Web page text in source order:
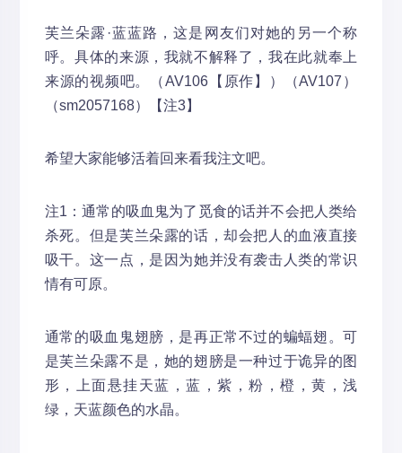
芙兰朵露·蓝蓝路，这是网友们对她的另一个称
呼。具体的来源，我就不解释了，我在此就奉上
来源的视频吧。（AV106【原作】）（AV107）
（sm2057168）【注3】
希望大家能够活着回来看我注文吧。
注1：通常的吸血鬼为了觅食的话并不会把人类给
杀死。但是芙兰朵露的话，却会把人的血液直接
吸干。这一点，是因为她并没有袭击人类的常识
情有可原。
通常的吸血鬼翅膀，是再正常不过的蝙蝠翅。可
是芙兰朵露不是，她的翅膀是一种过于诡异的图
形，上面悬挂天蓝，蓝，紫，粉，橙，黄，浅
绿，天蓝颜色的水晶。